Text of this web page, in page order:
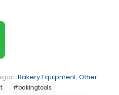
Bakery Equipment, Other
#bakingtools